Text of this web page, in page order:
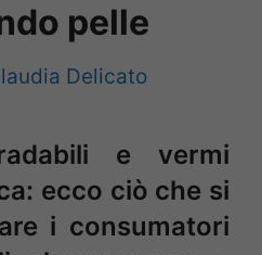
pelle
Delicato
e vermi
ecco ciò che si
i consumatori